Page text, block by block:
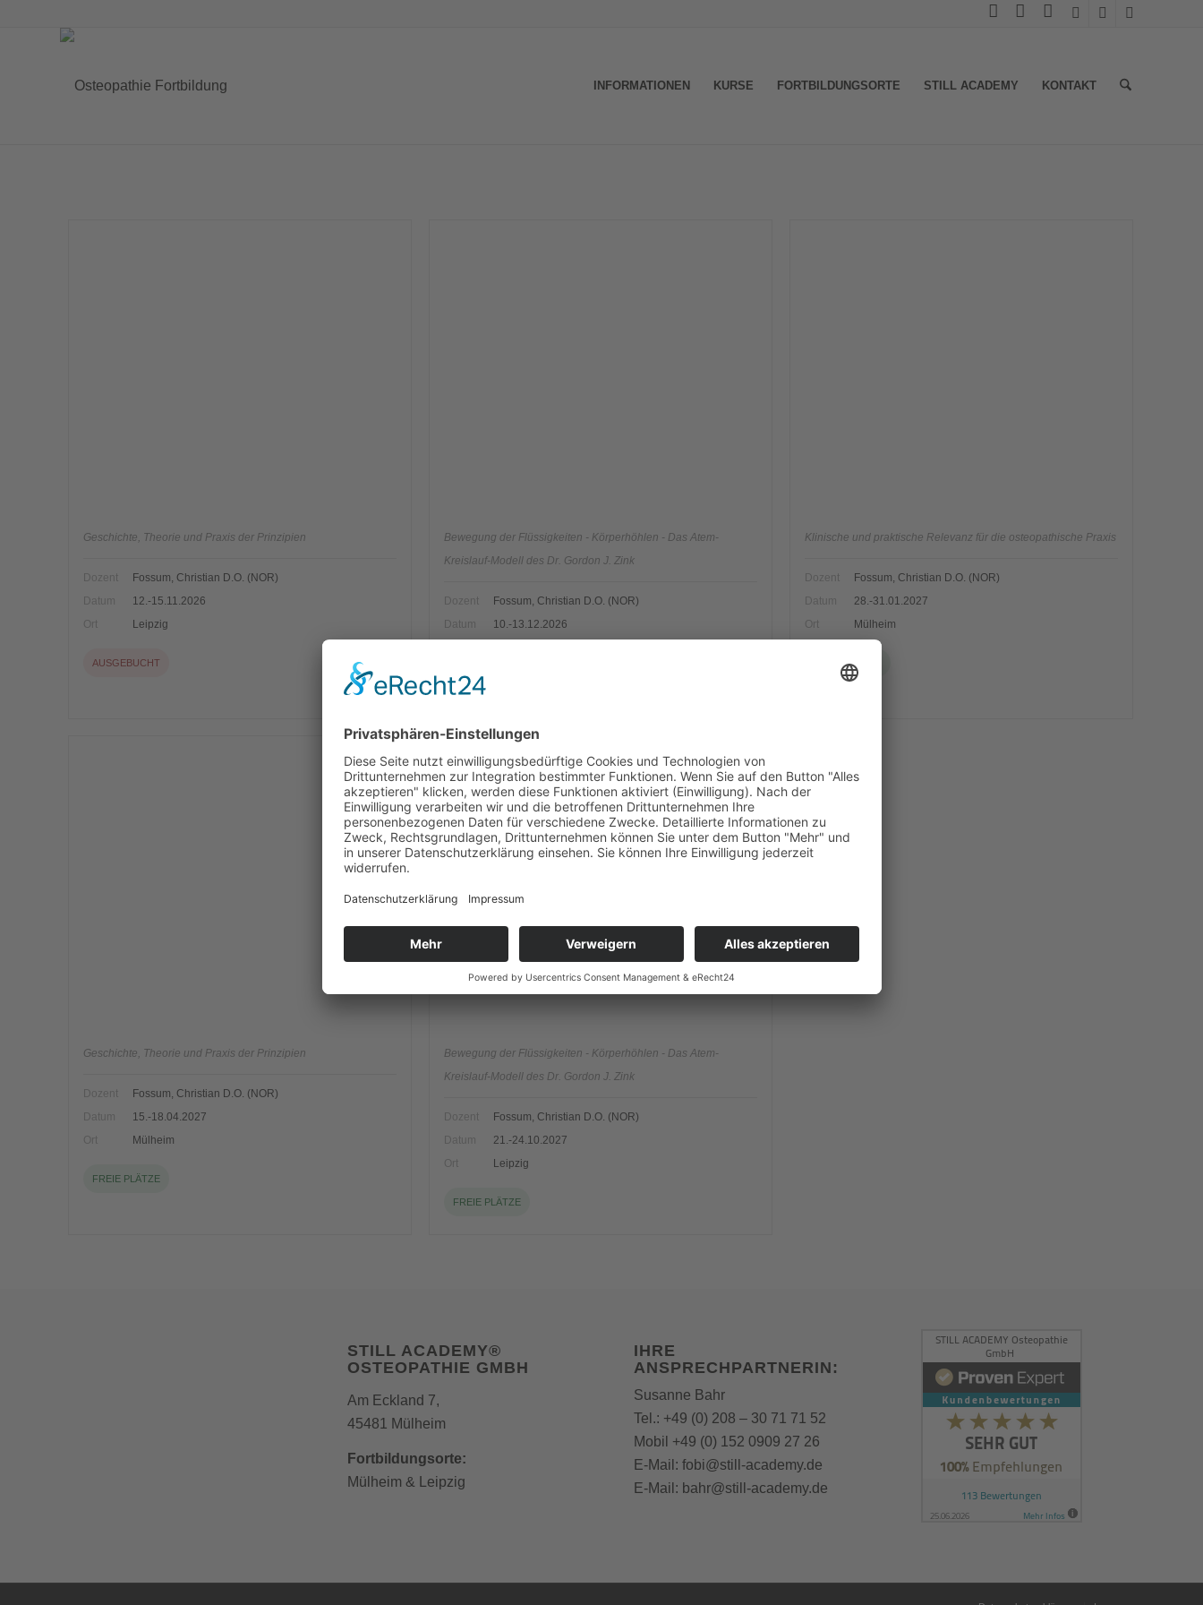
INFORMATIONEN KURSE FORTBILDUNGSORTE STILL ACADEMY KONTAKT
Geschichte, Theorie und Praxis der Prinzipien
Dozent
Fossum, Christian D.O. (NOR)
Datum
12.-15.11.2026
Ort
Leipzig
AUSGEBUCHT
Bewegung der Flüssigkeiten - Körperhöhlen - Das Atem-
Kreislauf-Modell des Dr. Gordon J. Zink
Dozent
Fossum, Christian D.O. (NOR)
Datum
10.-13.12.2026
AUSGEBUCHT
Klinische und praktische Relevanz für die osteopathische Praxis
Dozent
Fossum, Christian D.O. (NOR)
Datum
28.-31.01.2027
Ort
Mülheim
FREIE PLÄTZE
Geschichte, Theorie und Praxis der Prinzipien
Dozent
Fossum, Christian D.O. (NOR)
Datum
15.-18.04.2027
Ort
Mülheim
FREIE PLÄTZE
Bewegung der Flüssigkeiten - Körperhöhlen - Das Atem-
Kreislauf-Modell des Dr. Gordon J. Zink
Dozent
Fossum, Christian D.O. (NOR)
Datum
21.-24.10.2027
Ort
Leipzig
FREIE PLÄTZE
STILL ACADEMY®
OSTEOPATHIE GMBH
Am Eckland 7,
45481 Mülheim
Fortbildungsorte:
Mülheim & Leipzig
IHRE
ANSPRECHPARTNERIN:
Susanne Bahr
Tel.: +49 (0) 208 – 30 71 71 52
Mobil +49 (0) 152 0909 27 26
E-Mail:fobi@still-academy.de
E-Mail: bahr@still-academy.de